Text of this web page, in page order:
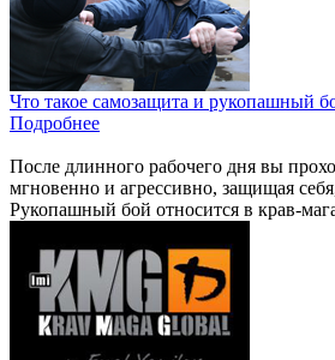
Что такое самозащита и рукопашный
Подробнее
После длинного рабочего дня вы
мгновенно и агрессивно, защищая
Рукопашный бой относится в крав-